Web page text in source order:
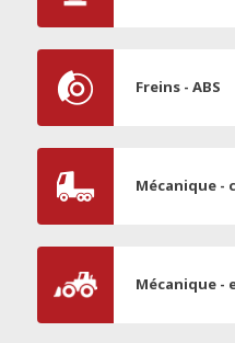
Freins - ABS
Mécanique -
Mécanique -